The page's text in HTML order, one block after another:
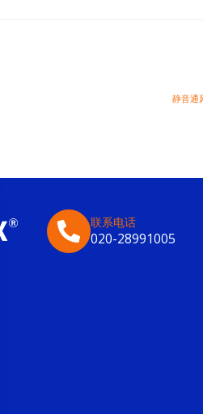
静音通
联系电话
020-28991005